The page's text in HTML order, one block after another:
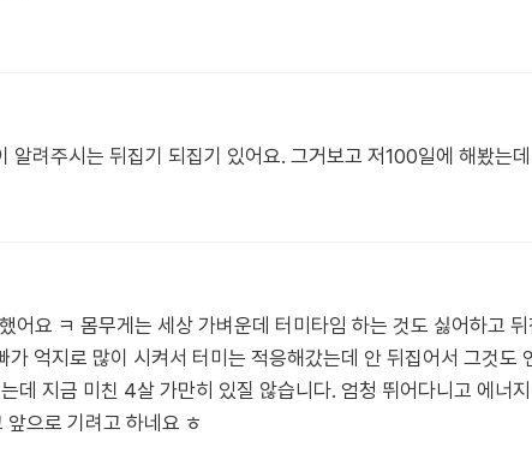
알려주시는 뒤집기 되집기 있어요. 그거보고 저100일에 해봤는
어요 ㅋ 몸무게는 세상 가벼운데 터미타임 하는 것도 싫어하고
억지로 많이 시켜서 터미는 적응해갔는데 안 뒤집어서 그것도
데 지금 미친 4살 가만히 있질 않습니다. 엄청 뛰어다니고 에너
으로 기려고 하네요 ㅎ